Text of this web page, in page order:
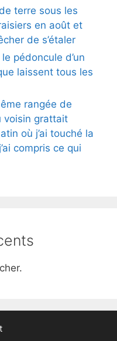
terre sous les
en août et
de s’étaler
pédoncule d’un
laissent tous les
rangée de
voisin grattait
où j’ai touché la
compris ce qui